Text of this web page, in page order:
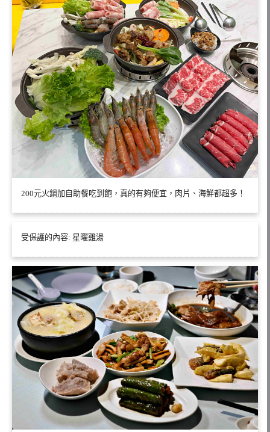
200元火鍋加自助餐吃到飽，真的有夠便宜，肉片、海鮮都超多！
受保護的內容: 星曜雞湯